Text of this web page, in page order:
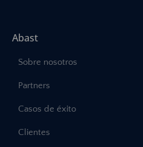
Abast
Sobre nosotros
Partners
Casos de éxito
Clientes